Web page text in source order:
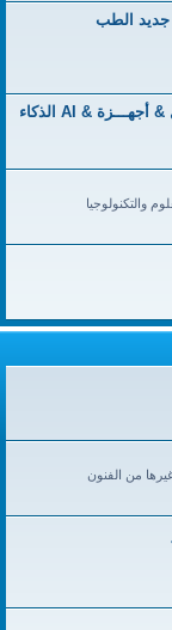
جديد الطب
منتدى الكومبيوتر والإنترنيت والموبايل & أجهـــزة & AI الذكاء
والتكنولوجيا
من الفنون